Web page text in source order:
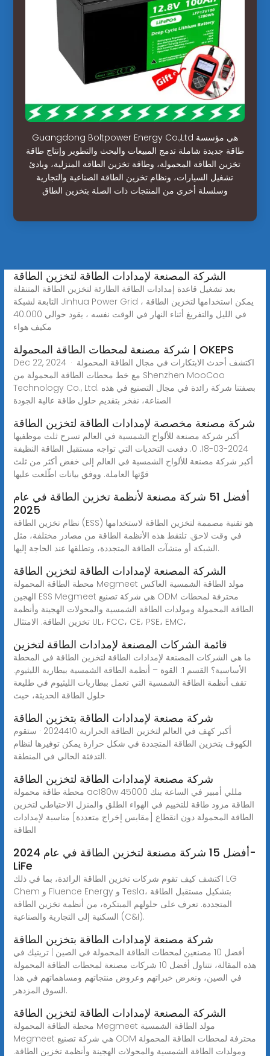
Guangdong Boltpower Energy Co.,Ltd هي مؤسسة
طاقة جديدة شاملة تدمج المبيعات والبحث والتطوير وإنتاج طاقة
تخزين الطاقة المحمولة، وطاقة تخزين الطاقة المنزلية، وبادئ
تشغيل السيارات، ونظام تخزين الطاقة الصناعية والتجارية
وسلسلة أخرى من المنتجات ذات الصلة بتخزين الطاق
الشركة المصنعة لإمدادات الطاقة لتخزين الطاقة
بعد تشغيل قاعدة إمدادات الطاقة الطارئة لتخزين الطاقة المتنقلة
التابعة لشبكة Jinhua Power Grid ، يمكن استخدامها لتخزين الطاقة
في الليل والتفريغ أثناء النهار في الوقت نفسه ، يقود حوالي 40.000
مكيف هواء
شركة مصنعة لمحطات الطاقة المحمولة | OKEPS
Dec 22, 2024 · اكتشف أحدث الابتكارات في مجال الطاقة المحمولة
مع خط محطات الطاقة المحمولة من Shenzhen MooCoo
Technology Co., Ltd. بصفتنا شركة رائدة في مجال التصنيع في هذه
الصناعة، نفخر بتقديم حلول طاقة عالية الجودة
شركة مصنعة مخصصة لإمدادات الطاقة لتخزين الطاقة
أكبر شركة مصنعة للألواح الشمسية في العالم تسرح ثلث موظفيها
2024-03-18. 0. دفعت التحديات التي تواجه مستقبل الطاقة النظيفة
أكبر شركة مصنعة للألواح الشمسية في العالم إلى خفض أكثر من ثلث
قوّتها العاملة. ووفق بيانات اطّلعت عليها
أفضل 51 شركة مصنعة لأنظمة تخزين الطاقة في عام
2025
نظام تخزين الطاقة (ESS) هو تقنية مصممة لتخزين الطاقة لاستخدامها
في وقت لاحق. تلتقط هذه الأنظمة الطاقة من مصادر مختلفة، مثل
الشبكة أو منشآت الطاقة المتجددة، وتطلقها عند الحاجة إليها.
الشركة المصنعة لإمدادات الطاقة لتخزين الطاقة
محطة الطاقة المحمولة Megmeet مولد الطاقة الشمسية العاكس
الهجين ESS Megmeet هي شركة تصنيع ODM محترفة لمحطات
الطاقة المحمولة ومولدات الطاقة الشمسية والمحولات الهجينة وأنظمة
تخزين الطاقة. الامتثال UL، FCC، CE، PSE، EMC،
قائمة الشركات المصنعة لإمدادات الطاقة لتخزين
ما هي الشركات المصنعة لإمدادات الطاقة لتخزين الطاقة في المحطة
الأساسية؟ القسم 1: القوة – أنظمة الطاقة الشمسية ببطارية الليثيوم.
تقف أنظمة الطاقة الشمسية التي تعمل ببطاريات الليثيوم في طليعة
حلول الطاقة الحديثة، حيث
شركة مصنعة لإمدادات الطاقة بتخزين الطاقة
أكبر كهف في العالم لتخزين الطاقة الحرارية 2024410 · ستقوم
الكهوف بتخزين الطاقة المتجددة في شكل حرارة يمكن توفيرها لنظام
التدفئة الحالي في المنطقة.
شركة مصنعة لإمدادات الطاقة لتخزين الطاقة
محطة طاقة محمولة ac180w 45000 مللي أمبير في الساعة بنك
الطاقة مزود طاقة للتخييم في الهواء الطلق والمنزل الاحتياطي لتخزين
الطاقة المحمولة دون انقطاع [مقابس إخراج متعددة] مناسبة لإمدادات
الطاقة
أفضل 15 شركة مصنعة لتخزين الطاقة في عام 2024-
LiFe
اكتشف كيف تقوم شركات تخزين الطاقة الرائدة، بما في ذلك LG
Chem و Fluence Energy و Tesla، بتشكيل مستقبل الطاقة
المتجددة. تعرف على حلولهم المبتكرة، من أنظمة تخزين الطاقة
السكنية إلى التجارية والصناعية (C&I).
شركة مصنعة لإمدادات الطاقة بتخزين الطاقة
أفضل 10 مصنعين لمحطات الطاقة المحمولة في الصين | تريتيك في
هذه المقالة، نتناول أفضل 10 شركات مصنعة لمحطات الطاقة المحمولة
في الصين، ونعرض خبراتهم وعروض منتجاتهم ومساهماتهم في هذا
السوق المزدهر.
الشركة المصنعة لإمدادات الطاقة لتخزين الطاقة
محطة الطاقة المحمولة Megmeet مولد الطاقة الشمسية
Megmeet هي شركة تصنيع ODM محترفة لمحطات الطاقة المحمولة
ومولدات الطاقة الشمسية والمحولات الهجينة وأنظمة تخزين الطاقة.